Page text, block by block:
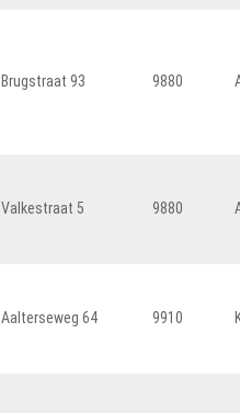
Brugstraat 93 9880
Valkestraat 5 9880
Aalterseweg 64 9910